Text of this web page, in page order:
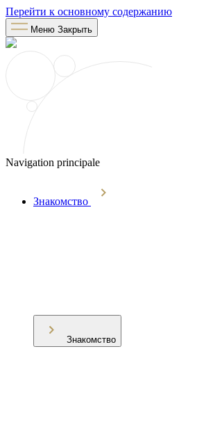
Перейти к основному содержанию
Меню Закрыть
Navigation principale
Знакомство
Знакомство